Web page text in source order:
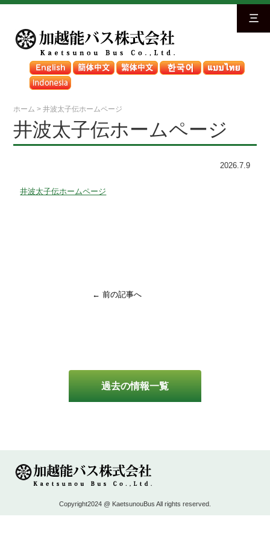
三
ホーム >井波太子伝ホームページ
過去の情報一覧
井波太子伝ホームページ
2026.7.9
井波太子伝ホームページ
← 前の記事へ
Copyright2024 @ KaetsunouBus All rights reserved.